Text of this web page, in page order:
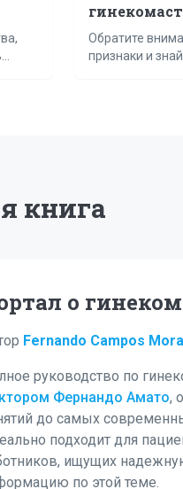
раком?
Обратите
признаки и
книга
о
Fernando Campos
руководство по
Фернандо Амато,
до самых
подходит для
ищущих
по этой теме.